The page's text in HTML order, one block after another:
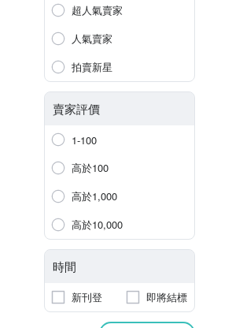
超人氣賣家
人氣賣家
拍賣新星
賣家評價
1-100
高於100
高於1,000
高於10,000
時間
新刊登 即將結標